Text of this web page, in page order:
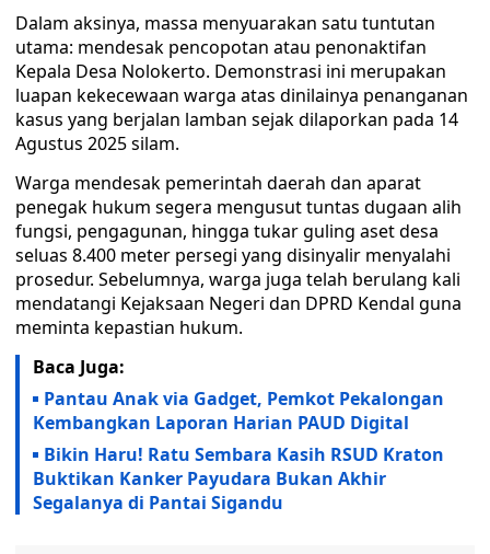
Dalam aksinya, massa menyuarakan satu tuntutan
utama: mendesak pencopotan atau penonaktifan
Kepala Desa Nolokerto. Demonstrasi ini merupakan
luapan kekecewaan warga atas dinilainya penanganan
kasus yang berjalan lamban sejak dilaporkan pada 14
Agustus 2025 silam.
Warga mendesak pemerintah daerah dan aparat
penegak hukum segera mengusut tuntas dugaan alih
fungsi, pengagunan, hingga tukar guling aset desa
seluas 8.400 meter persegi yang disinyalir menyalahi
prosedur. Sebelumnya, warga juga telah berulang kali
mendatangi Kejaksaan Negeri dan DPRD Kendal guna
meminta kepastian hukum.
Baca Juga:
Pantau Anak via Gadget, Pemkot Pekalongan
Kembangkan Laporan Harian PAUD Digital
Bikin Haru! Ratu Sembara Kasih RSUD Kraton
Buktikan Kanker Payudara Bukan Akhir
Segalanya di Pantai Sigandu